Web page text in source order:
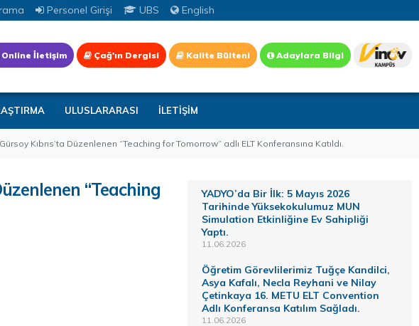
Personel Girişi UBS English
Online İletişim Çağ'ın Dergisi Kalite Bülteni Adaylara Bilgi
ULUSLARARASI İLETİŞİM
Kıbrıs’ta Düzenlenen “Teaching for Tomorrow” adlı ELT Konferansına Katıldı.
“Teaching
YADYO’da Bir İlk: 5 Mayıs 2026
Tarihinde Yüksekokulumuz MUN
Simulation Etkinliğine Ev Sahipliği
Yaptı.
11.06.2026
Öğretim Görevlilerimiz Tuğçe Kandilci,
Asya Kafalı, Necla Reyhani ve Nilay
Çetinkaya 16. METU ELT Convention
Adlı Konferansa Katılım Sağladı.
11.06.2026